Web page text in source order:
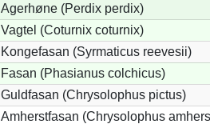
Agerhøne (Perdix perdix)
Vagtel (Coturnix coturnix)
Kongefasan (Syrmaticus reevesii)
Fasan (Phasianus colchicus)
Guldfasan (Chrysolophus pictus)
Amherstfasan (Chrysolophus